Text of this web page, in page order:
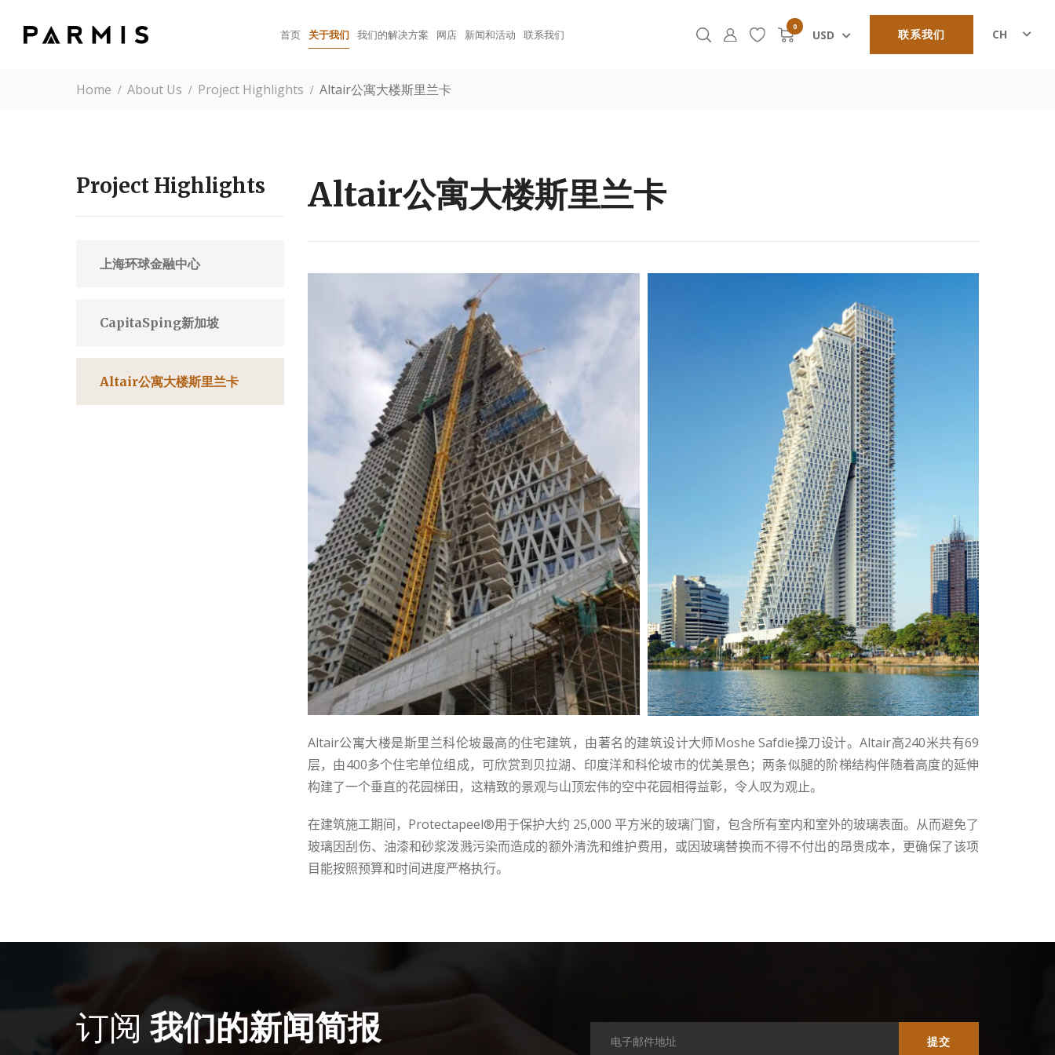
0
USD 联系我们 CH
首页 关于我们 我们的解决方案 网店 新闻和活动 联系我们
Home About Us Project Highlights Altair公寓大楼斯里兰卡
Project Highlights
上海环球金融中心
CapitaSping新加坡
Altair公寓大楼斯里兰卡
Altair公寓大楼斯里兰卡
Altair公寓大楼是斯里兰科伦坡最高的住宅建筑，由著名的建筑设计大师Moshe Safdie操刀设计。Altair高240米共有69
层，由400多个住宅单位组成，可欣赏到贝拉湖、印度洋和科伦坡市的优美景色；两条似腿的阶梯结构伴随着高度的延伸
构建了一个垂直的花园梯田，这精致的景观与山顶宏伟的空中花园相得益彰，令人叹为观止。
在建筑施工期间， Protectapeel®用于保护大约 25,000 平方米的玻璃门窗，包含所有室内和室外的玻璃表面。 从而避免了
玻璃因刮伤、油漆和砂浆泼溅污染而造成的额外清洗和维护费用，或因玻璃替换而不得不付出的昂贵成本，更确保了该项
目能按照预算和时间进度严格执行。
订阅 我们的新闻简报 提交